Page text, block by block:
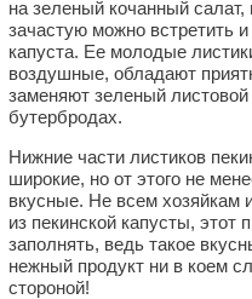
на зеленый кочанный
зачастую можно встретить
капуста. Ее молодые
воздушные, обладают
заменяют зеленый
бутербродах.
Нижние части листиков
широкие, но от этого не
вкусные. Не всем хозяйкам
из пекинской капусты, этот
заполнять, ведь такое
нежный продукт ни в коем
стороной!